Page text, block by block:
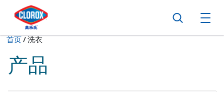
转到主导航栏
转到内容
转到页脚
搜索
首页/当前状态：
洗衣
产品